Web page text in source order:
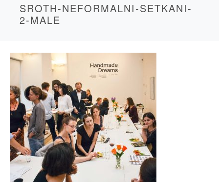
SROTH-NEFORMALNI-SETKANI-
2-MALE